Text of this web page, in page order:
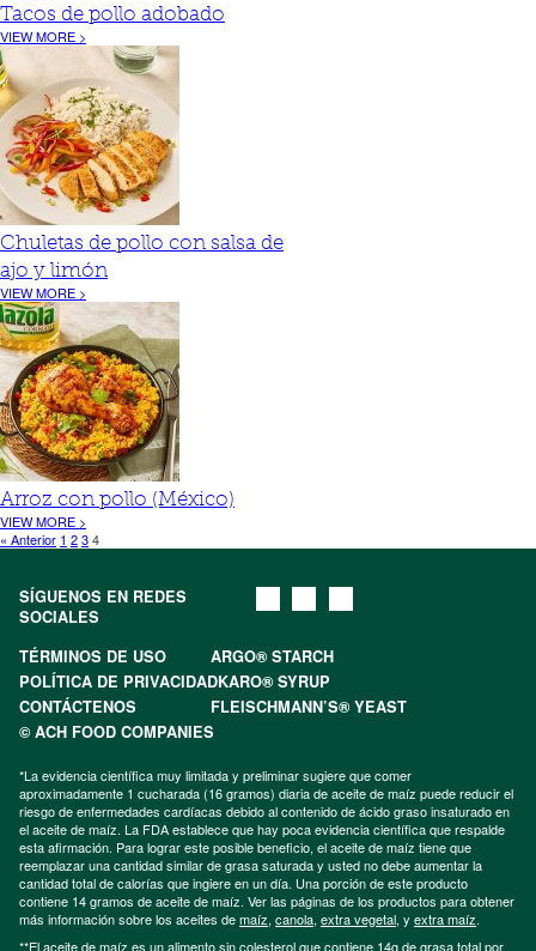
Tacos de pollo adobado
VIEW MORE >
Chuletas de pollo con salsa de
ajo y limón
VIEW MORE >
Arroz con pollo (México)
VIEW MORE >
« Anterior 1 234
SÍGUENOS EN REDES
SOCIALES
TÉRMINOS DE USO
ARGO® STARCH
POLÍTICA DE PRIVACIDADKARO® SYRUP
CONTÁCTENOS
FLEISCHMANN’S® YEAST
© ACH FOOD COMPANIES
*La evidencia científica muy limitada y preliminar sugiere que comer
aproximadamente 1 cucharada (16 gramos) diaria de aceite de maíz puede reducir el
riesgo de enfermedades cardíacas debido al contenido de ácido graso insaturado en
el aceite de maíz. La FDA establece que hay poca evidencia científica que respalde
esta afirmación. Para lograr este posible beneficio, el aceite de maíz tiene que
reemplazar una cantidad similar de grasa saturada y usted no debe aumentar la
cantidad total de calorías que ingiere en un día. Una porción de este producto
contiene 14 gramos de aceite de maíz. Ver las páginas de los productos para obtener
más información sobre los aceites demaíz, canola, extra vegetal, y extra maíz.
**El aceite de maíz es un alimento sin colesterol que contiene 14g de grasa total por